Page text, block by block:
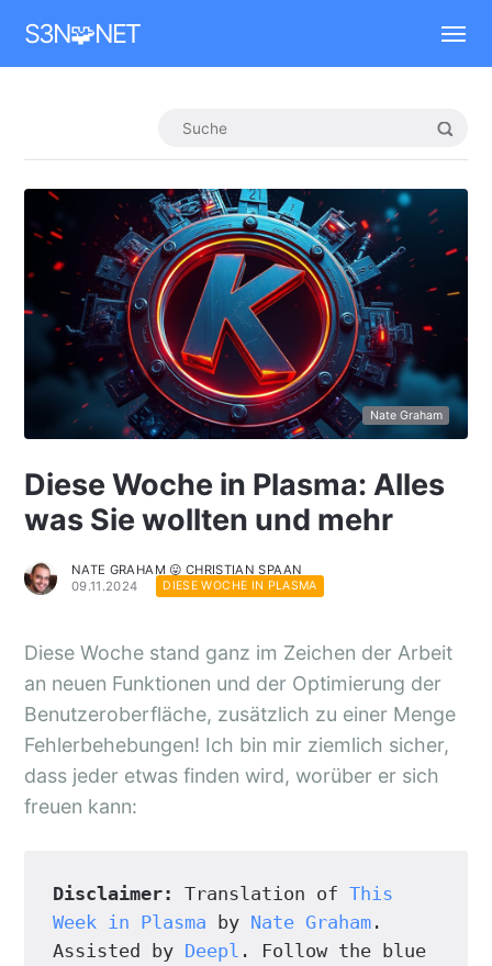
S3N🧩NET
Nate Graham
Diese Woche in Plasma: Alles
was Sie wollten und mehr
NATE GRAHAM 😛 CHRISTIAN SPAAN
09.11.2024
DIESE WOCHE IN PLASMA
Diese Woche stand ganz im Zeichen der Arbeit
an neuen Funktionen und der Optimierung der
Benutzeroberfläche, zusätzlich zu einer Menge
Fehlerbehebungen! Ich bin mir ziemlich sicher,
dass jeder etwas finden wird, worüber er sich
freuen kann:
Disclaimer: Translation of This
Week in Plasma by Nate Graham.
Assisted by Deepl . Follow the blue